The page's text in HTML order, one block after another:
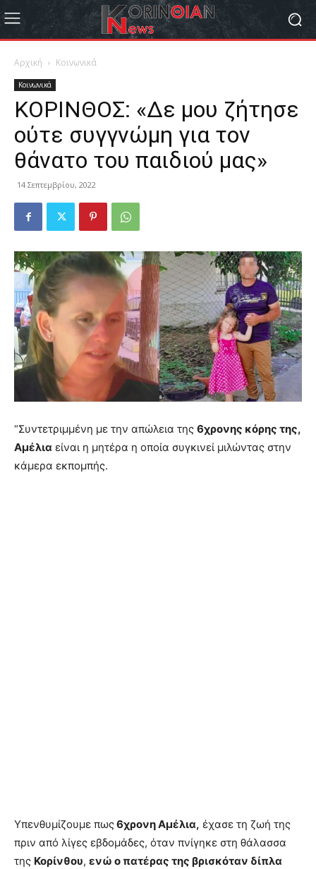
Αρχική Κοινωνικά
Κοινωνικά
ΚΟΡΙΝΘΟΣ: «Δε μου ζήτησε
ούτε συγγνώμη για τον
θάνατο του παιδιού μας»
14 Σεπτεμβρίου, 2022
“Συντετριμμένη με την απώλεια της 6χρονης κόρης της,
Αμέλια είναι η μητέρα η οποία συγκινεί μιλώντας στην
κάμερα εκπομπής.
Υπενθυμίζουμε πως6χρονη Αμέλια, έχασε τη ζωή της
πριν από λίγες εβδομάδες, όταν πνίγηκε στη θάλασσα
της Κορίνθου, ενώ ο πατέρας της βρισκόταν δίπλα